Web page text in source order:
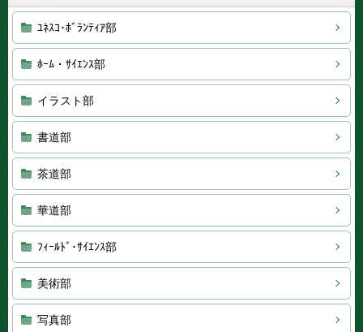
ﾕﾈｽｺ･ﾎﾞﾗﾝﾃｨｱ部
ﾎｰﾑ・ｻｲｴﾝｽ部
イラスト部
書道部
茶道部
華道部
ﾌｨｰﾙﾄﾞ･ｻｲｴﾝｽ部
美術部
写真部